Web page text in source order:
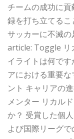
チームの成功に
録を打ち立てる
サッカーに不滅
article: Toggle リ
イライトは何で
アにおける重要
ント キャリアの
メンター リカル
か？ 受賞した個
よび国際リーグ